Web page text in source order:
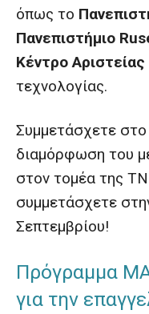
όπως το
Πανεπιστήμιο
Κέντρο Αριστείας
τεχνολογίας.
Συμμετάσχετε
διαμόρφωση του
στον τομέα της ΤΝ
συμμετάσχετε
Σεπτεμβρίου!
Πρόγραμμα
για την